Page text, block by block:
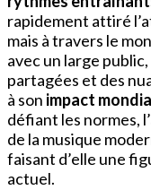
rapidement attiré
mais à travers le
avec un large
partagées et des
à son impact
défiant les normes,
de la musique
faisant d’elle une
actuel.